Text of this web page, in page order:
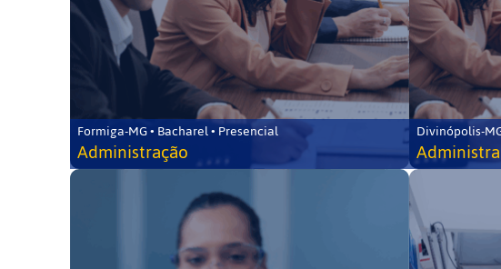
Formiga-MG • Bacharel • Presencial
Administração